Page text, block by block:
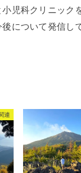
児科クリニック
について発信し
連